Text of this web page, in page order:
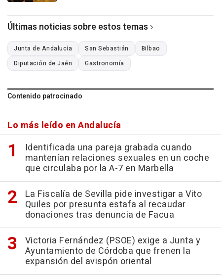
Últimas noticias sobre estos temas
Junta de Andalucía San Sebastián
Bilbao
Diputación de Jaén
Gastronomía
Contenido patrocinado
Lo más leído en Andalucía
Identificada una pareja grabada cuando
mantenían relaciones sexuales en un coche
que circulaba por la A-7 en Marbella
La Fiscalía de Sevilla pide investigar a Vito
Quiles por presunta estafa al recaudar
donaciones tras denuncia de Facua
Victoria Fernández (PSOE) exige a Junta y
Ayuntamiento de Córdoba que frenen la
expansión del avispón oriental